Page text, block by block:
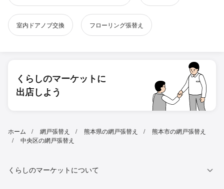
室内ドアノブ交換 フローリング張替え
くらしのマーケットに
出店しよう
ホーム 網戸張替え 熊本県の網戸張替え
熊本市の網戸張替え
中央区の網戸張替え
くらしのマーケットについて